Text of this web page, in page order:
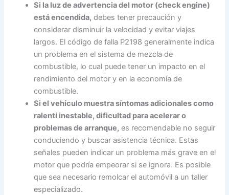
Si la luz de advertencia del motor (check engine)
está encendida, debes tener precaución y
considerar disminuir la velocidad y evitar viajes
largos. El código de falla P2198 generalmente indica
un problema en el sistema de mezcla de
combustible, lo cual puede tener un impacto en el
rendimiento del motor y en la economía de
combustible.
Si el vehículo muestra síntomas adicionales como
ralentí inestable, dificultad para acelerar o
problemas de arranque, es recomendable no seguir
conduciendo y buscar asistencia técnica. Estas
señales pueden indicar un problema más grave en el
motor que podría empeorar si se ignora. Es posible
que sea necesario remolcar el automóvil a un taller
especializado.